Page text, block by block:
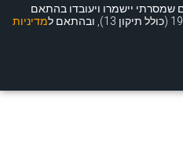
שמסרתי יישמרו ויעובדו בהתאם
מדיניות